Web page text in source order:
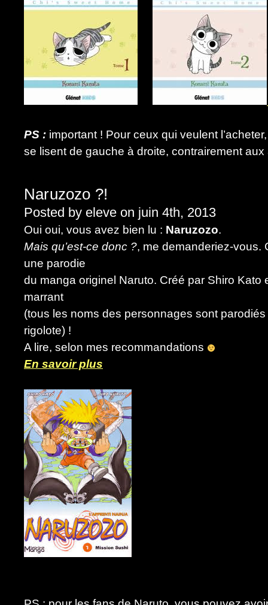
PS : important ! Pour ceux qui veulent
se lisent de gauche à droite, contrairement
Naruzozo ?!
Posted by eleve on juin 4th, 2013
Oui oui, vous avez bien lu : Naruzozo.
Mais qu’est-ce donc ?, me demanderiez-vous.
une parodie
du manga originel Naruto. Créé par Shiro Kato
marrant
(tous les noms des personnages sont
rigolote) !
A lire, selon mes recommandations
En savoir plus